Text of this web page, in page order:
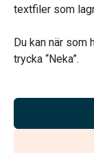
textfiler som
Du kan när
trycka “Neka”.
Vi är
har högt